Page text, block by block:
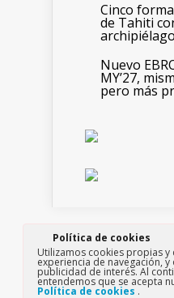
Cinco
de Tahiti
Nuevo
MY’27,
pero más
Edita: Paso a Paso
Copyright ©2019
Reserved
Política de cookies
Utilizamos cookies propias
experiencia de navegación,
publicidad de interés. Al
entendemos que se acepta
Política de cookies .